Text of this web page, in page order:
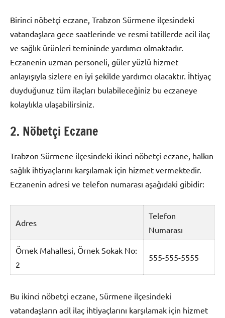
Birinci nöbetçi eczane, Trabzon Sürmene ilçesindeki
vatandaşlara gece saatlerinde ve resmi tatillerde acil ilaç
ve sağlık ürünleri temininde yardımcı olmaktadır.
Eczanenin uzman personeli, güler yüzlü hizmet
anlayışıyla sizlere en iyi şekilde yardımcı olacaktır. İhtiyaç
duyduğunuz tüm ilaçları bulabileceğiniz bu eczaneye
kolaylıkla ulaşabilirsiniz.
2. Nöbetçi Eczane
Trabzon Sürmene ilçesindeki ikinci nöbetçi eczane, halkın
sağlık ihtiyaçlarını karşılamak için hizmet vermektedir.
Eczanenin adresi ve telefon numarası aşağıdaki gibidir:
Adres
Telefon
Numarası
Örnek Mahallesi, Örnek Sokak No:
2
555-555-5555
Bu ikinci nöbetçi eczane, Sürmene ilçesindeki
vatandaşların acil ilaç ihtiyaçlarını karşılamak için hizmet